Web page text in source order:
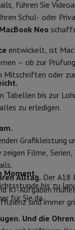
Hülle
Ladegerät
Kabel
GSM Nokia
Festnetztelefone
Auto
Mobile
Computer
Laptop Gaming
E-Reader
HP Instant Ink
Tastatur Maus
FestplatteSolid
Andere
führen Sie
Schul- oder
MacBook Neo
entwickelt, ist
– ob zur
Mitschriften oder
Tabellen bis zur
zu erledigen.
Grafikleistung
zeigen Filme, Serien,
Alltag. Der A18
KI-Aufgaben
sind immer
Moment.
bis zu
für Sie da.
Und die Ohren.